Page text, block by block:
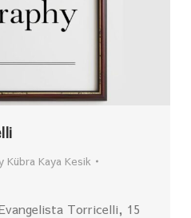
Kübra Kaya Kesik
Torricelli, 15